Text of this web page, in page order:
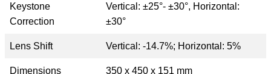
Keystone
Correction
Vertical: ±25°- ±30°, Horizontal:
±30°
Lens Shift Vertical: -14.7%; Horizontal: 5%
Dimensions 350 x 450 x 151 mm